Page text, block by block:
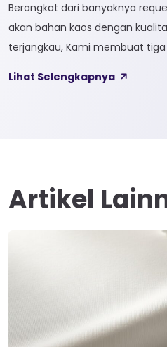
Berangkat dari banyaknya
akan bahan kaos dengan
terjangkau, Kami membuat
kain yang bahan dasarnya
Lihat Selengkapnya
Artikel